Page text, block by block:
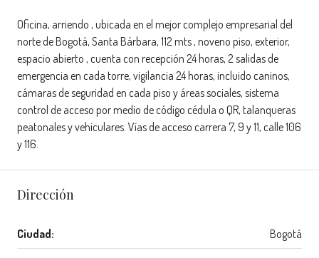
Oficina, arriendo , ubicada en el mejor complejo empresarial del
norte de Bogotá, Santa Bárbara, 112 mts , noveno piso, exterior,
espacio abierto , cuenta con recepción 24 horas, 2 salidas de
emergencia en cada torre, vigilancia 24 horas, incluido caninos,
cámaras de seguridad en cada piso y áreas sociales, sistema
control de acceso por medio de código cédula o QR, talanqueras
peatonales y vehiculares. Vías de acceso carrera 7, 9 y 11, calle 106
y 116.
Dirección
Ciudad: Bogotá